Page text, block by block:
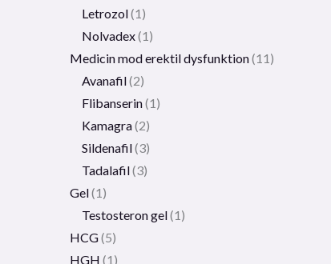
Letrozol 1
Nolvadex 1
Medicin mod erektil dysfunktion 11
Avanafil 2
Flibanserin 1
Kamagra 2
Sildenafil 3
Tadalafil 3
Gel 1
Testosteron gel 1
HCG 5
HGH 1